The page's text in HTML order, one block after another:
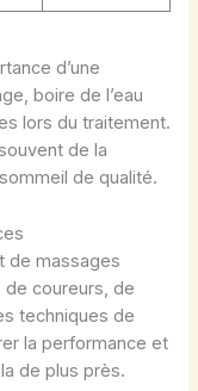
d’une
boire de l’eau
lors du traitement.
de la
de qualité.
de massages
de coureurs, de
techniques de
la performance et
de plus près.